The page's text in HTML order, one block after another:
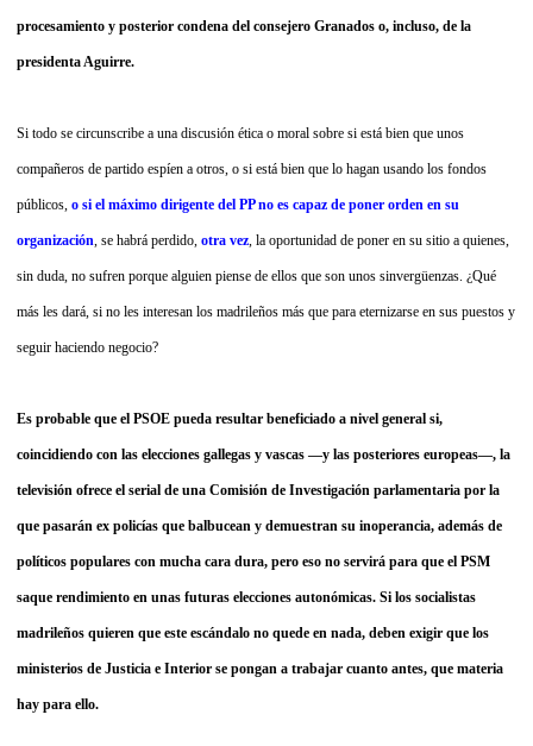
procesamiento y posterior condena del consejero Granados o, incluso, de la
presidenta Aguirre.
Si todo se circunscribe a una discusión ética o moral sobre si está bien que unos
compañeros de partido espíen a otros, o si está bien que lo hagan usando los fondos
públicos, o si el máximo dirigente del PP no es capaz de poner orden en su
organización , se habrá perdido, otra vez , la oportunidad de poner en su sitio a quienes,
sin duda, no sufren porque alguien piense de ellos que son unos sinvergüenzas. ¿Qué
más les dará, si no les interesan los madrileños más que para eternizarse en sus puestos y
seguir haciendo negocio?
Es probable que el PSOE pueda resultar beneficiado a nivel general si,
coincidiendo con las elecciones gallegas y vascas —y las posteriores europeas—, la
televisión ofrece el serial de una Comisión de Investigación parlamentaria por la
que pasarán ex policías que balbucean y demuestran su inoperancia, además de
políticos populares con mucha cara dura, pero eso no servirá para que el PSM
saque rendimiento en unas futuras elecciones autonómicas. Si los socialistas
madrileños quieren que este escándalo no quede en nada, deben exigir que los
ministerios de Justicia e Interior se pongan a trabajar cuanto antes, que materia
hay para ello.